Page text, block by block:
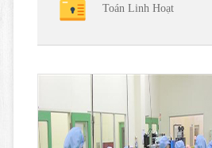
Toán Linh Hoạt